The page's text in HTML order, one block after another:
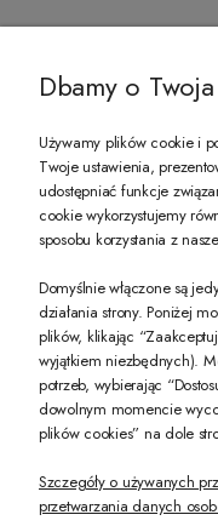
PREZENT DLA
-10% na pierwsze zakupy
Twoje dane będą
POKAŻ
Dbamy o
Używamy plików cookie i
Twoje ustawienia,
udostępniać funkcje
cookie wykorzystujemy
sposobu korzystania z
Domyślnie włączone są
działania strony. Poniżej
plików, klikając
wyjątkiem niezbędnych).
potrzeb, wybierając
dowolnym momencie
plików cookies” na dole
Szczegóły o używanych
przetwarzania danych